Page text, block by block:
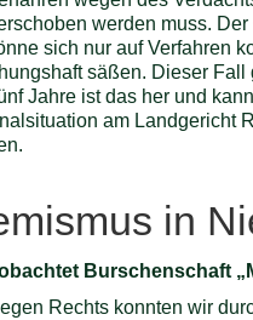
werden muss. Der
sich nur auf Verfahren
säßen. Dieser Fall
Jahre ist das her und
am Landgericht
in
Burschenschaft
Rechts konnten wir